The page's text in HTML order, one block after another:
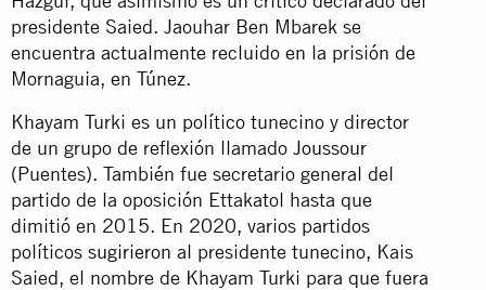
presidente Saied. Jaouhar Ben Mbarek se
encuentra actualmente recluido en la prisión de
Mornaguia, en Túnez.
Khayam Turki es un político tunecino y director
de un grupo de reflexión llamado Joussour
(Puentes). También fue secretario general del
partido de la oposición Ettakatol hasta que
dimitió en 2015. En 2020, varios partidos
políticos sugirieron al presidente tunecino, Kais
Saied, el nombre de Khayam Turki para que fuera